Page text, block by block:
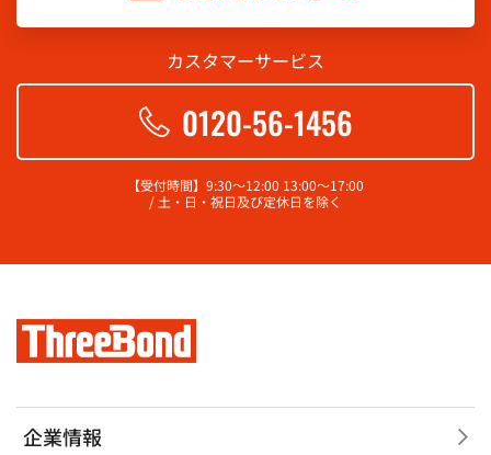
カスタマーサービス
0120-56-1456
【受付時間】9:30～12:00 13:00～17:00
/ 土・日・祝日及び定休日を除く
企業情報